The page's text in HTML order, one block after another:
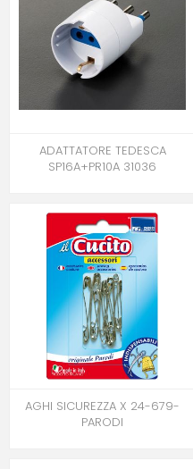
ADATTATORE TEDESCA
SP16A+PR10A 31036
AGHI SICUREZZA X 24-679-
PARODI